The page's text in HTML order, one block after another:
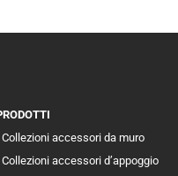
Collezioni accessori da muro
Collezioni accessori d’appoggio